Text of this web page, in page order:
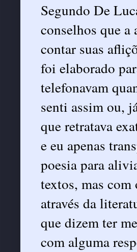
Segundo De
conselhos que a
contar suas
foi elaborado
telefonavam
senti assim ou,
que retratava
e eu apenas
poesia para
textos, mas com
através da
que dizem ter
com alguma